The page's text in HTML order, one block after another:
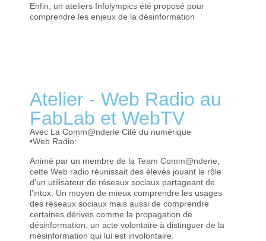
Enfin, un ateliers Infolympics été proposé pour
comprendre les enjeux de la désinformation
Atelier - Web Radio au
FabLab et WebTV
Avec La Comm@nderie Cité du numérique
•Web Radio:
Animé par un membre de la Team Comm@nderie,
cette Web radio réunissait des élevés jouant le rôle
d’un utilisateur de réseaux sociaux partageant de
l’intox. Un moyen de mieux comprendre les usages
des réseaux sociaux mais aussi de comprendre
certaines dérives comme la propagation de
désinformation, un acte volontaire à distinguer de la
mésinformation qui lui est involontaire.